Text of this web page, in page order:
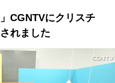
CGNTVにクリスチ
れました